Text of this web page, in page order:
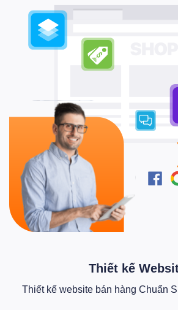
Thiết kế
Thiết kế website bán hàng Chuẩn